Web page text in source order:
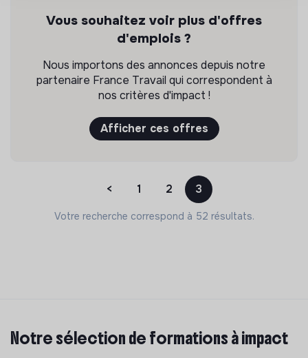
Vous souhaitez voir plus d'offres
d'emplois ?
Nous importons des annonces depuis notre
partenaire France Travail qui correspondent à
nos critères d'impact !
Afficher ces offres
< 1 2 3
Votre recherche correspond à 52 résultats.
Notre sélection de formations à impact